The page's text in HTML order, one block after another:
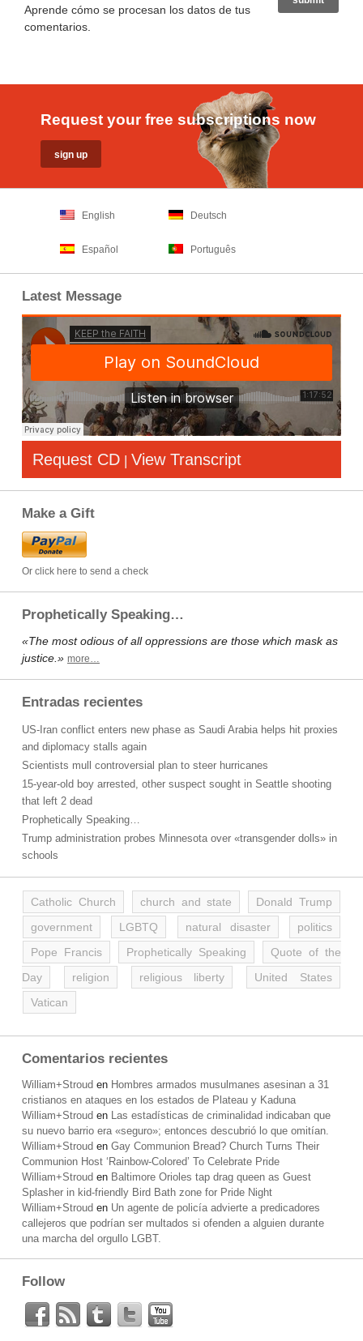
Aprende cómo se procesan los datos de tus
comentarios
Request your free subscriptions now
English Deutsch
Español Português
Latest Message
Request CD | View Transcript
Make a Gift
Or click here to send a check
Prophetically Speaking…
«The most odious of all oppressions are those which mask as
justice.» more…
Entradas recientes
US-Iran conflict enters new phase as Saudi Arabia helps hit proxies
and diplomacy stalls again
Scientists mull controversial plan to steer hurricanes
15-year-old boy arrested, other suspect sought in Seattle shooting
that left 2 dead
Prophetically Speaking…
Trump administration probes Minnesota over «transgender dolls» in
schools
Catholic Church church and state
Donald Trump
government
LGBTQ natural disaster
politics
Pope Francis
Prophetically Speaking
Quote of the
Day
religion religious liberty
United States
Vatican
Comentarios recientes
William+Stroud en Hombres armados musulmanes asesinan a 31
cristianos en ataques en los estados de Plateau y Kaduna
William+Stroud en Las estadísticas de criminalidad indicaban que
su nuevo barrio era «seguro»; entonces descubrió lo que omitían.
William+Stroud en Gay Communion Bread? Church Turns Their
Communion Host ‘Rainbow-Colored’ To Celebrate Pride
William+Stroud en Baltimore Orioles tap drag queen as Guest
Splasher in kid-friendly Bird Bath zone for Pride Night
William+Stroud en Un agente de policía advierte a predicadores
callejeros que podrían ser multados si ofenden a alguien durante
una marcha del orgullo LGBT.
Follow